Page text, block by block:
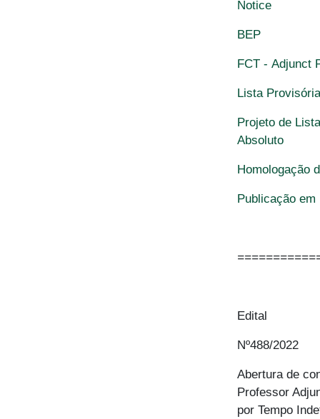
Notice
BEP
FCT - Adjunct
Lista
Projeto de
Absoluto
Homologação
Publicação
Edital
Nº488/2022
Abertura de
Professor
por Tempo